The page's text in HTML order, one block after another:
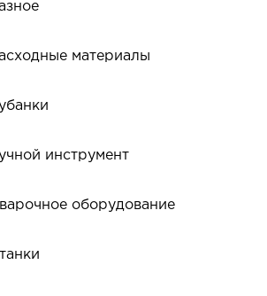
материалы
инструмент
оборудование